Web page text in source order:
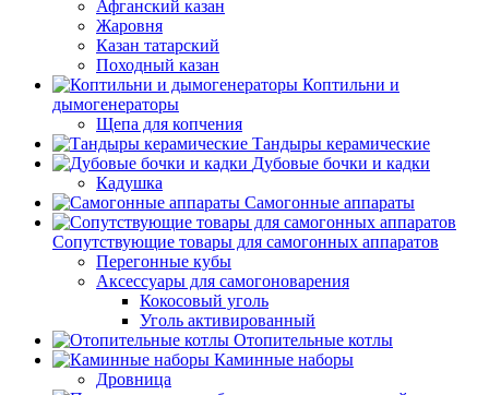
Афганский казан
Жаровня
Казан татарский
Походный казан
Коптильни и
дымогенераторы
Щепа для копчения
Тандыры керамические
Дубовые бочки и кадки
Кадушка
Самогонные аппараты
Сопутствующие товары для самогонных аппаратов
Перегонные кубы
Аксессуары для самогоноварения
Кокосовый уголь
Уголь активированный
Отопительные котлы
Каминные наборы
Дровница